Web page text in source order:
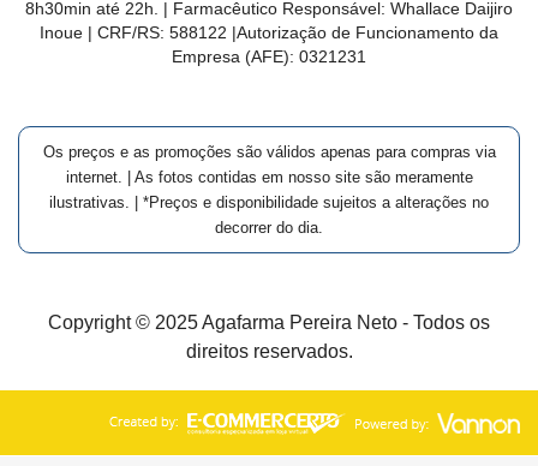
8h30min até 22h. | Farmacêutico Responsável: Whallace Daijiro
Inoue | CRF/RS: 588122 |Autorização de Funcionamento da
Empresa (AFE): 0321231
Os preços e as promoções são válidos apenas para compras via
internet. | As fotos contidas em nosso site são meramente
ilustrativas. | *Preços e disponibilidade sujeitos a alterações no
decorrer do dia.
Copyright © 2025 Agafarma Pereira Neto - Todos os
direitos reservados.